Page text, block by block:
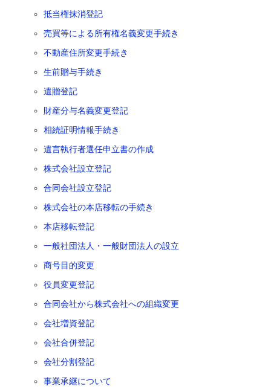
抵当権抹消登記
売買等による所有権名義変更手続き
不動産住所変更手続き
生前贈与手続き
遺贈登記
財産分与名義変更登記
相続証明情報手続き
遺言執行者選任申立書の作成
株式会社設立登記
合同会社設立登記
株式会社の本店移転の手続き
本店移転登記
一般社団法人・一般財団法人の設立
商号目的変更
役員変更登記
合同会社から株式会社への組織変更
会社増資登記
会社合併登記
会社分割登記
事業承継について